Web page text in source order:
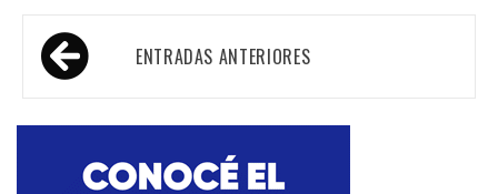
Navegación
de
entradas
ENTRADAS ANTERIORES